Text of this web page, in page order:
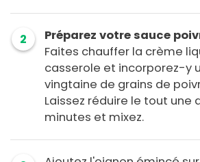
2
Préparez votre sauce
Faites chauffer la crème
casserole et incorporez-y
vingtaine de grains de
Laissez réduire le tout une
minutes et mixez.